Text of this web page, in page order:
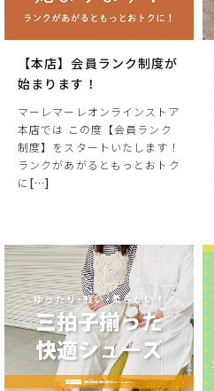
【本店】会員ランク制度が
始まります！
マーレマーレオンラインストア
本店では この度【会員ランク
制度】をスタートいたします！
ランクがあがるともっとおトク
に […]